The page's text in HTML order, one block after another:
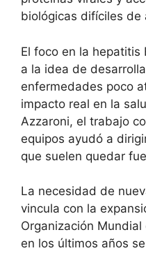
biológicas difíciles de
El foco en la hepatitis
a la idea de
enfermedades poco
impacto real en la
Azzaroni, el trabajo
equipos ayudó a
que suelen quedar
La necesidad de
vincula con la
Organización
en los últimos años